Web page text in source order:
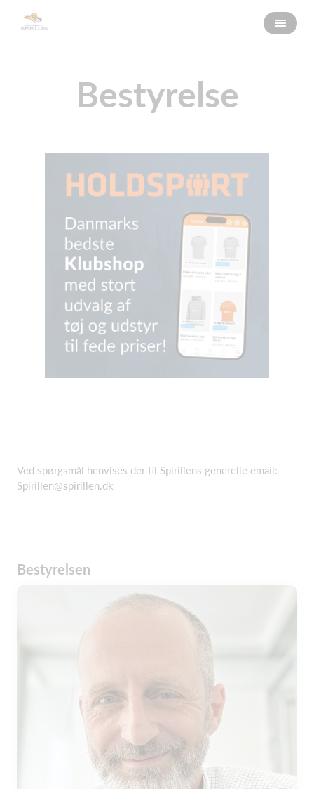
Bestyrelse
Ved spørgsmål henvises der til Spirillens generelle email:
Spirillen@spirillen.dk
Bestyrelsen